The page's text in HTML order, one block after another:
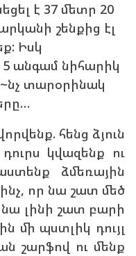
է 37 մետր 20
շենքից էլ
Իսկ
5 անգամ նիհարիկ
տարօրինակ
հենց ձյուն
կվազենք ու
ձմեռային
որ նա շատ մեծ
նա լինի շատ բարի
մի պստլիկ դույլ
շարֆով ու մենք